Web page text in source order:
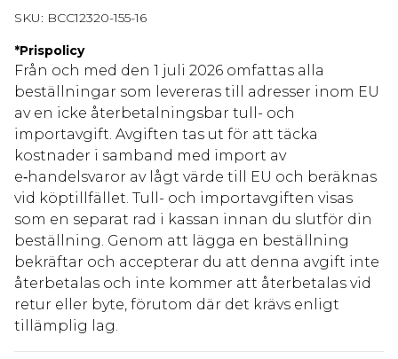
SKU: BCC12320-155-16
*Prispolicy
Från och med den 1 juli 2026 omfattas alla
beställningar som levereras till adresser inom EU
av en icke återbetalningsbar tull- och
importavgift. Avgiften tas ut för att täcka
kostnader i samband med import av
e‑handelsvaror av lågt värde till EU och beräknas
vid köptillfället. Tull- och importavgiften visas
som en separat rad i kassan innan du slutför din
beställning. Genom att lägga en beställning
bekräftar och accepterar du att denna avgift inte
återbetalas och inte kommer att återbetalas vid
retur eller byte, förutom där det krävs enligt
tillämplig lag.